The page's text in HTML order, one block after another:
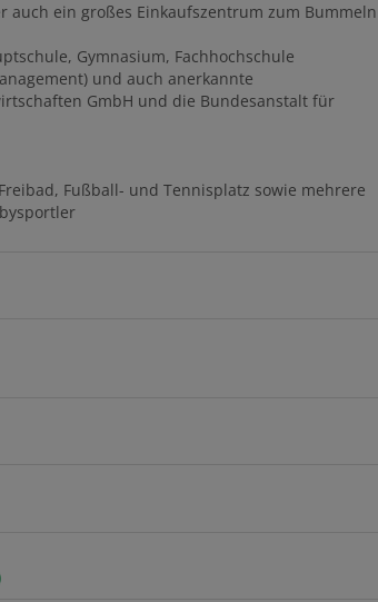
auch ein großes Einkaufszentrum zum Bummeln
Gymnasium, Fachhochschule
und auch anerkannte
GmbH und die Bundesanstalt für
Fußball- und Tennisplatz sowie mehrere